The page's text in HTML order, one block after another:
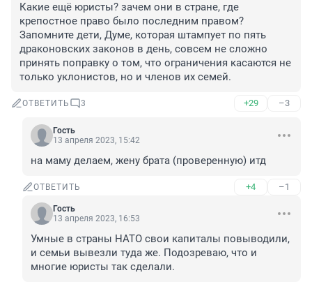
Какие ещё юристы? зачем они в стране, где
крепостное право было последним правом?
Запомните дети, Думе, которая штампует по пять
драконовских законов в день, совсем не сложно
принять поправку о том, что ограничения касаются не
только уклонистов, но и членов их семей.
ОТВЕТИТЬ 3 +29 –3
Гость
13 апреля 2023, 15:42
на маму делаем, жену брата (проверенную) итд
ОТВЕТИТЬ +4 –1
Гость
13 апреля 2023, 16:53
Умные в страны НАТО свои капиталы повыводили,
и семьи вывезли туда же. Подозреваю, что и
многие юристы так сделали.